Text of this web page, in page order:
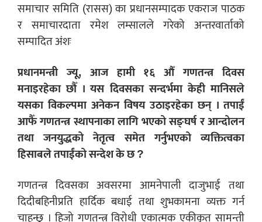
समाचार समिति (रासस) का प्रधानसम्पादक एकराज पाठक
र समाचारदाता रमेश लम्सालले गरेको अन्तरवार्ताको
सम्पादित अंशः
प्रधानमन्त्री ज्यू, आज हामी १६ औँ गणतन्त्र दिवस
मनाइरहेका छौँ । यस दिवसका सन्दर्भमा केही मानिसले
यसका विकल्पमा अनेकन विषय उठाइरहेका छन् । तपाईं
आफैँ गणतन्त्र स्थापनाका लागि भएको सङ्घर्ष र आन्दोलन
तथा जनयुद्धको नेतृत्व समेत गर्नुभएको व्यक्तित्वका
हिसाबले तपाईंको सन्देश के छ ?
गणतन्त्र दिवसका अवसरमा आमनेपाली दाजुभाई तथा
दिदीबहिनीप्रति हार्दिक बधाई तथा शुभकामना व्यक्त गर्न
चाहन्छु । हिजो गणतन्त्र विरोधी एकात्मक एकीकृत सामन्ती